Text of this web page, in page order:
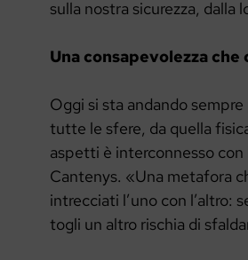
sulla nostra sicurezza, dalla
Una consapevolezza che
Oggi si sta andando
tutte le sfere, da quella
aspetti è interconnesso con
Cantenys. «Una metafora
intrecciati l’uno con l’altro:
togli un altro rischia di